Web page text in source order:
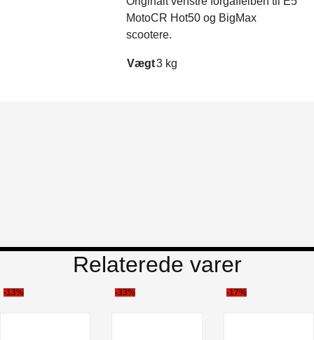
MotoCR Hot50 og BigMax
scootere.
Vægt3 kg
Relaterede varer
-13% -33% -17%